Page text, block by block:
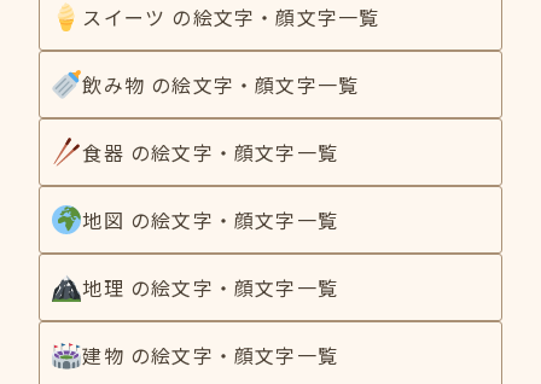
スイーツ の絵文字・顔文字一覧
飲み物 の絵文字・顔文字一覧
食器 の絵文字・顔文字一覧
地図 の絵文字・顔文字一覧
地理 の絵文字・顔文字一覧
建物 の絵文字・顔文字一覧